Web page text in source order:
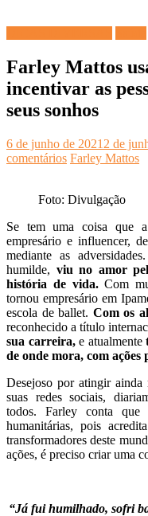
Farley Mattos
incentivar as
seus sonhos
6 de junho de 2021 2 de
comentários Farley Mattos
Foto: Divulgação
Se tem uma coisa que
empresário e influencer,
mediante as
humilde, viu no amor
história de vida.Com
tornou empresário em
escola de ballet. Com os
reconhecido a título
sua carreira,e atualmente
de onde mora, com ações
Desejoso por atingir ainda
suas redes sociais,
todos. Farley conta que
humanitárias, pois
transformadores deste
ações, é preciso criar uma
“Já fui humilhado, sofri